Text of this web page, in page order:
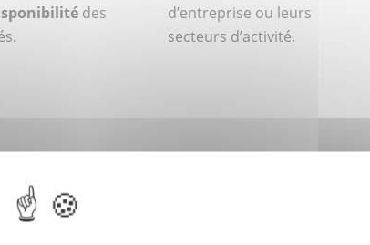
des
d’entreprise ou leurs
secteurs d’activité.